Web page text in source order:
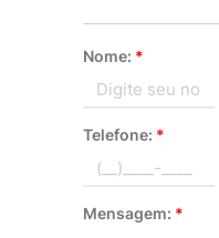
Nome: *
Telefone: *
Mensagem: *